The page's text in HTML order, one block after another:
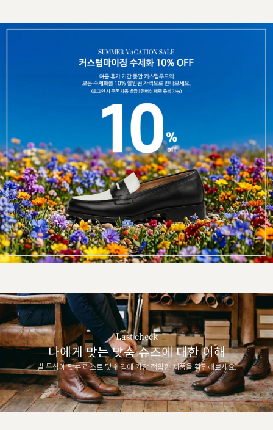
Last check
나에게 맞는 맞춤 슈즈에 대한 이해
발 특성에 맞는 라스트 및 쉐입에 가장 적합한 제품을 확인해보세요.